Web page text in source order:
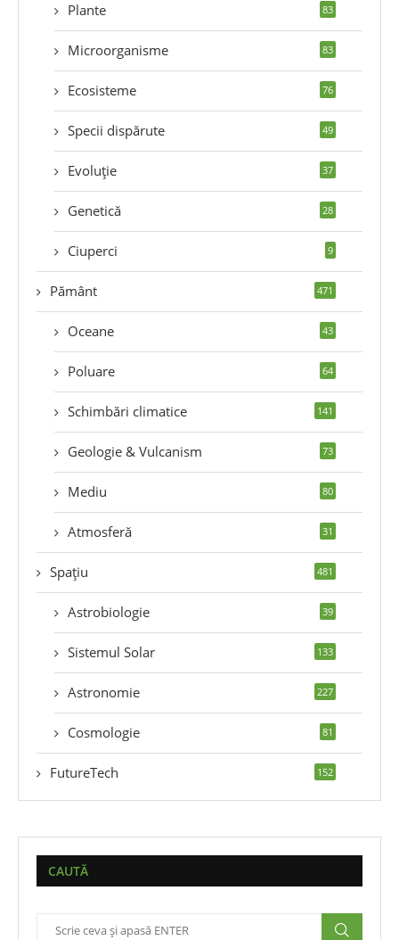
Plante 83
Microorganisme 83
Ecosisteme 76
Specii dispărute 49
Evoluție 37
Genetică 28
Ciuperci 9
Pământ 471
Oceane 43
Poluare 64
Schimbări climatice 141
Geologie & Vulcanism 73
Mediu 80
Atmosferă 31
Spațiu 481
Astrobiologie 39
Sistemul Solar 133
Astronomie 227
Cosmologie 81
FutureTech 152
CAUTĂ